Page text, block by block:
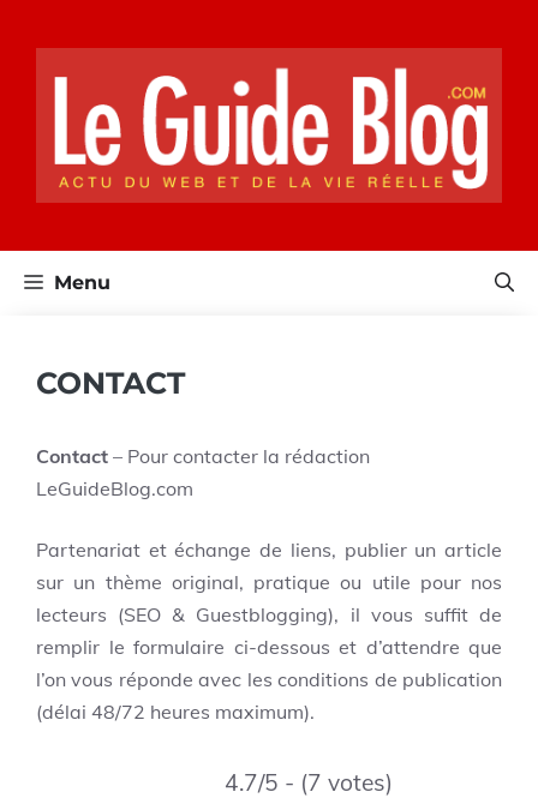
contenu
Menu
CONTACT
Contact – Pour contacter la rédaction
LeGuideBlog.com
Partenariat et échange de liens, publier un article
sur un thème original, pratique ou utile pour nos
lecteurs (SEO & Guestblogging), il vous suffit de
remplir le formulaire ci-dessous et d’attendre que
l’on vous réponde avec les conditions de publication
(délai 48/72 heures maximum).
4.7/5 - (7 votes)